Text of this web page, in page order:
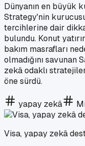
Dünyanın en büyük
Strategy'nin
tercihlerine dair
bulundu. Konut
bakım masrafları
olmadığını savunan
zekâ odaklı
öne sürdü.
yapay zekâ
Visa, yapay zekâ